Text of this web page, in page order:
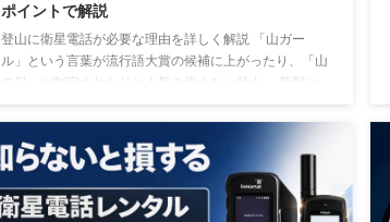
ポイントで解説
登山に衛星電話が必要な理由を詳しく解説 「山ガー
ル」という言葉が流行語大賞の候補に上がったり、「山
の日」が制定されたりと人気の絶えない登山。 新型コ
ったが、落ち着くとともに再燃。 それに伴い、平成30
年から令和２年までの間は、発生件数、遭難者数とも減
少傾向であったが、昨年から増加に転じ、今年も増加し
た。 引用：警察庁生活安全局生活安全企画課（令和４
年夏期(7月～8月)における山岳遭難の概況） 地図とコン